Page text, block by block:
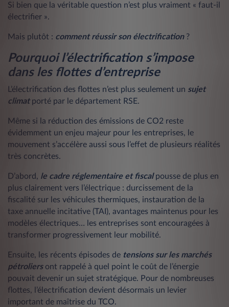
Si bien que la véritable question n’est plus vraiment « faut-il
électrifier ».
Mais plutôt : comment réussir son électrification?
Pourquoi l’électrification s’impose
dans les flottes d’entreprise
L’électrification des flottes n’est plus seulement un sujet
climatporté par le département RSE.
Même si la réduction des émissions de CO2 reste
évidemment un enjeu majeur pour les entreprises, le
mouvement s’accélère aussi sous l’effet de plusieurs réalités
très concrètes.
D’abord, le cadre réglementaire et fiscalpousse de plus en
plus clairement vers l’électrique : durcissement de la
fiscalité sur les véhicules thermiques, instauration de la
taxe annuelle incitative (TAI), avantages maintenus pour les
modèles électriques… les entreprises sont encouragées à
transformer progressivement leur mobilité.
Ensuite, les récents épisodes de tensions sur les marchés
pétroliersont rappelé à quel point le coût de l’énergie
pouvait devenir un sujet stratégique. Pour de nombreuses
flottes, l’électrification devient désormais un levier
important de maîtrise du TCO.